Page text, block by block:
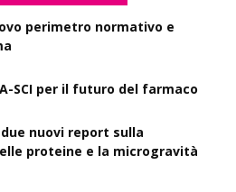
perimetro normativo e
SCI per il futuro del farmaco
nuovi report sulla
proteine e la microgravità